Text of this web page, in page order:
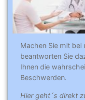
Machen Sie mit bei
beantworten Sie
Ihnen die
Beschwerden.
Hier geht´s direkt